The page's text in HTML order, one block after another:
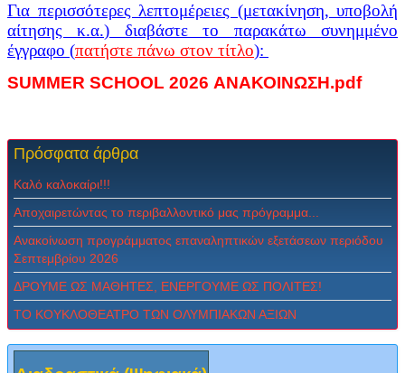
Για περισσότερες λεπτομέρειες (μετακίνηση, υποβολή
αίτησης κ.α.) διαβάστε το παρακάτω συνημμένο
έγγραφο (πατήστε πάνω στον τίτλο):
SUMMER SCHOOL 2026 ΑΝΑΚΟΙΝΩΣΗ.pdf
Πρόσφατα άρθρα
Καλό καλοκαίρι!!!
Αποχαιρετώντας το περιβαλλοντικό μας πρόγραμμα...
Ανακοίνωση προγράμματος επαναληπτικών εξετάσεων περιόδου
Σεπτεμβρίου 2026
ΔPOYME ΩΣ MAΘHTEΣ, ENEPΓOYME ΩΣ ΠOΛITEΣ!
ΤΟ ΚΟΥΚΛΟΘΕΑΤΡΟ ΤΩΝ ΟΛΥΜΠΙΑΚΩΝ ΑΞΙΩΝ